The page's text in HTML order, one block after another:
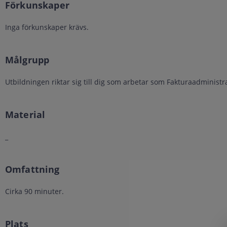
Förkunskaper
Inga förkunskaper krävs.
Målgrupp
Utbildningen riktar sig till dig som arbetar som
Material
Omfattning
Cirka 90 minuter.
Plats